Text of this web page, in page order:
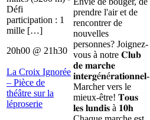
Défi
participation : 1
mille […]
20h00 @ 21h30
La Croix Ignorée
– Pièce de
théâtre sur la
léproserie
prendre l'air et de
rencontrer de
nouvelles
personnes? Joignez-
vous à notre 𝐂𝐥𝐮𝐛
𝐝𝐞 𝐦𝐚𝐫𝐜𝐡𝐞
𝐢𝐧𝐭𝐞𝐫𝐠é𝐧é𝐫𝐚𝐭𝐢𝐨𝐧𝐧𝐞𝐥-
Marcher vers le
mieux-être! 𝐓𝐨𝐮𝐬
𝐥𝐞𝐬 𝐥𝐮𝐧𝐝𝐢𝐬 à 𝟏𝟎𝐡